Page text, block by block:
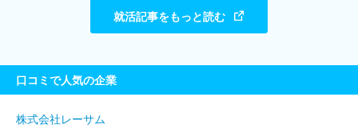
就活記事をもっと読む
口コミで人気の企業
株式会社レーサム